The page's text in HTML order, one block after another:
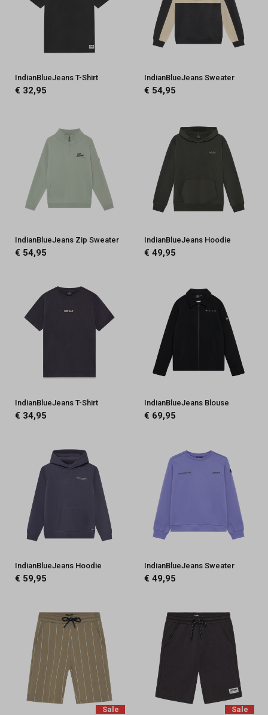
IndianBlueJeans T-Shirt
€ 32,95
IndianBlueJeans Sweater
€ 54,95
IndianBlueJeans Zip Sweater
€ 54,95
IndianBlueJeans Hoodie
€ 49,95
IndianBlueJeans T-Shirt
€ 34,95
IndianBlueJeans Blouse
€ 69,95
IndianBlueJeans Hoodie
€ 59,95
IndianBlueJeans Sweater
€ 49,95
Sale Sale